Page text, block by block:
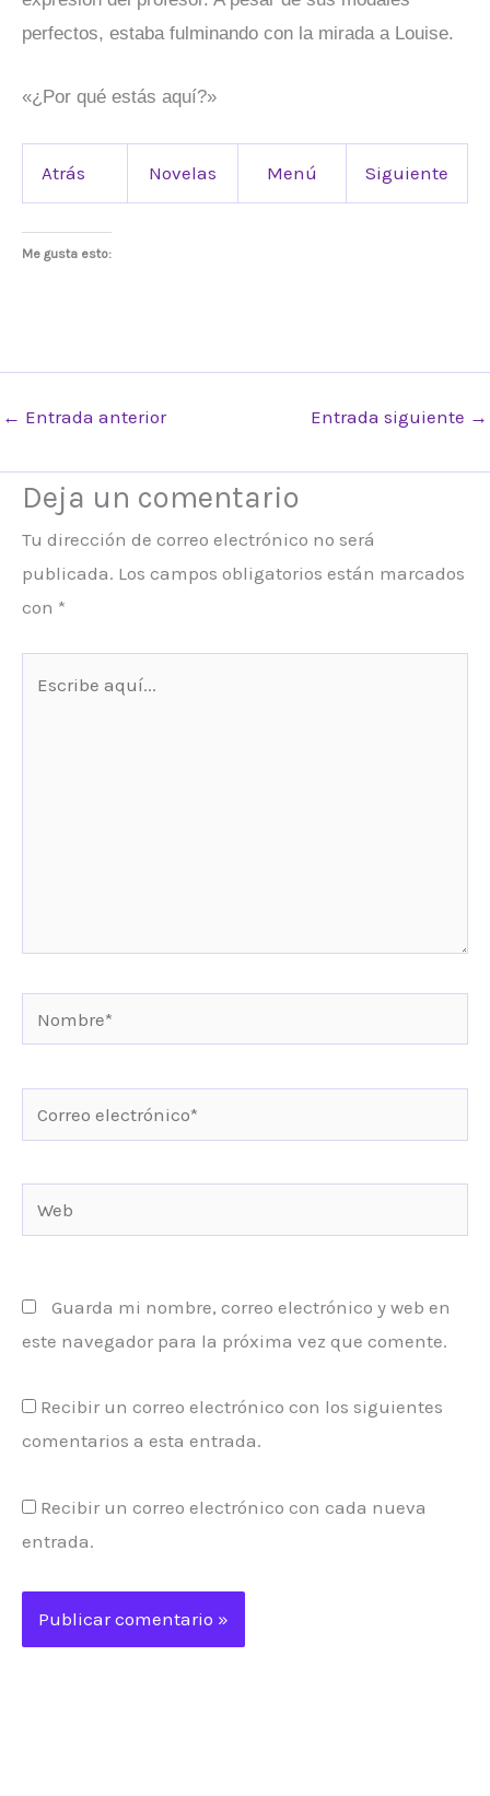
perfectos, estaba fulminando con la mirada a Louise.
«¿Por qué estás aquí?»
Atrás Novelas Menú Siguiente
Me gusta esto:
← Entrada anterior Entrada siguiente →
Deja un comentario
Tu dirección de correo electrónico no será
publicada. Los campos obligatorios están marcados
con *
electrónico*
Guarda mi nombre, correo electrónico y web en
este navegador para la próxima vez que comente.
Recibir un correo electrónico con los siguientes
comentarios a esta entrada.
Recibir un correo electrónico con cada nueva
entrada.